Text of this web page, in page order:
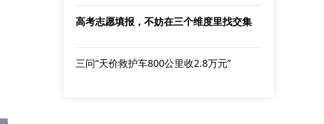
高考志愿填报，不妨在三个维度里找交集
三问“天价救护车800公里收2.8万元”